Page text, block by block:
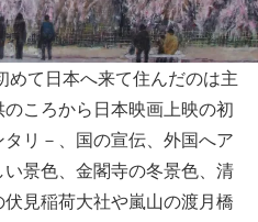
めて日本へ来て住んだのは主
ころから日本映画上映の初
リ－、国の宣伝、外国へア
景色、金閣寺の冬景色、清
見稲荷大社や嵐山の渡月橋